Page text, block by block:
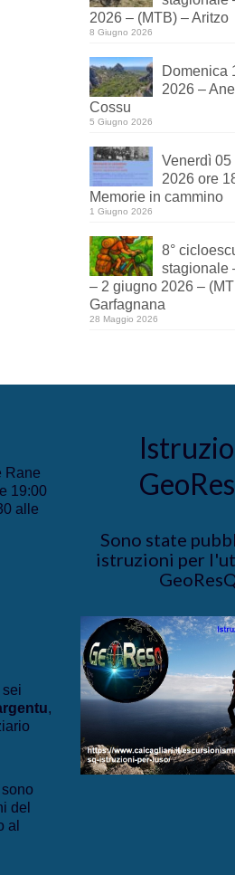
2026 – (MTB) – Aritzo
8 Giugno 2026
Domenica
2026 –
Cossu
5 Giugno 2026
Venerdì 05
2026 ore
Memorie in cammino
1 Giugno 2026
8°
stagionale
– 2 giugno 2026 –
Garfagnana
28 Maggio 2026
Rane
19:00
alle
,
sono
del
al
Sono state
istruzioni per